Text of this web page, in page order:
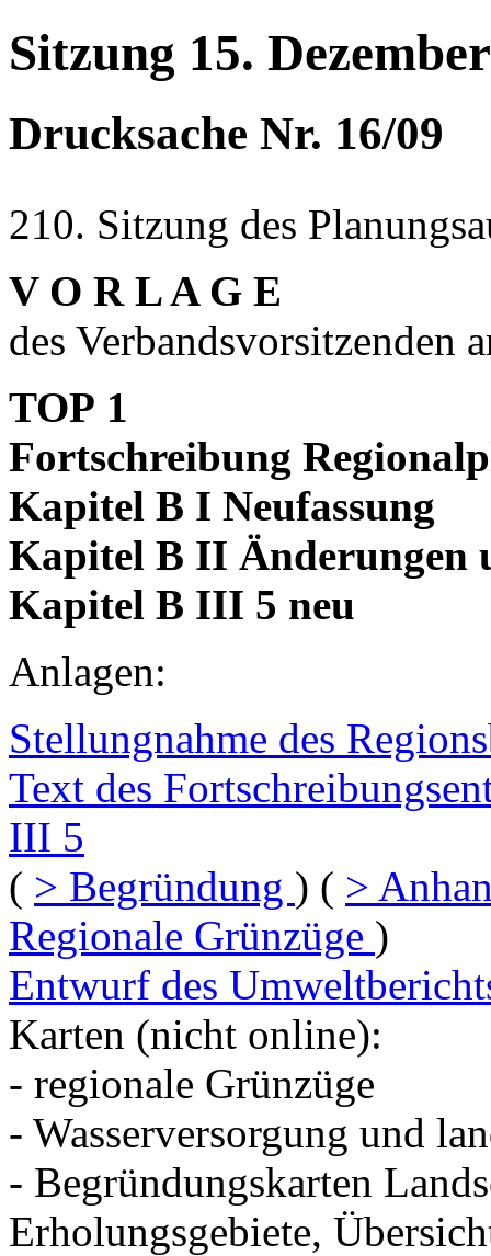
Sitzung 15.
Drucksache Nr. 16/09
210. Sitzung des
V O R L A G E
des Verbandsvorsitzenden
TOP 1
Fortschreibung
Kapitel B I Neufassung
Kapitel B II Änderungen
Kapitel B III 5 neu
Anlagen:
Stellungnahme des
Text des
III 5
( > Begründung ) ( >
Regionale Grünzüge )
Entwurf des
Karten (nicht online):
- regionale Grünzüge
- Wasserversorgung und
- Begründungskarten
Erholungsgebiete,